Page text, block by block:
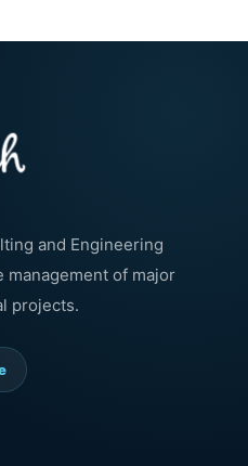
and Engineering
management of major
projects.